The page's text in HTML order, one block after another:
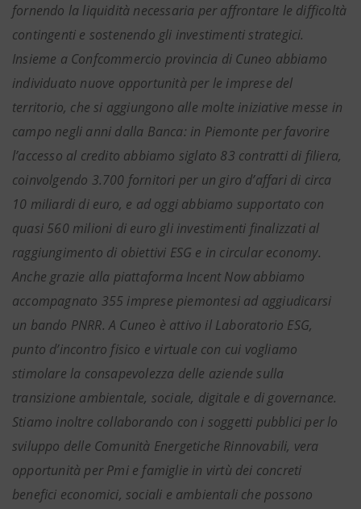
fornendo la liquidità necessaria per affrontare le difficoltà
contingenti e sostenendo gli investimenti strategici.
Insieme a Confcommercio provincia di Cuneo abbiamo
individuato nuove opportunità per le imprese del
territorio, che si aggiungono alle molte iniziative messe in
campo negli anni dalla Banca: in Piemonte per favorire
l’accesso al credito abbiamo siglato 83 contratti di filiera,
coinvolgendo 3.700 fornitori per un giro d’affari di circa
10 miliardi di euro, e ad oggi abbiamo supportato con
quasi 560 milioni di euro gli investimenti finalizzati al
raggiungimento di obiettivi ESG e in circular economy.
Anche grazie alla piattaforma Incent Now abbiamo
accompagnato 355 imprese piemontesi ad aggiudicarsi
un bando PNRR. A Cuneo è attivo il Laboratorio ESG,
punto d’incontro fisico e virtuale con cui vogliamo
stimolare la consapevolezza delle aziende sulla
transizione ambientale, sociale, digitale e di governance.
Stiamo inoltre collaborando con i soggetti pubblici per lo
sviluppo delle Comunità Energetiche Rinnovabili, vera
opportunità per Pmi e famiglie in virtù dei concreti
benefici economici, sociali e ambientali che possono